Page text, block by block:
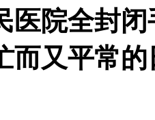
医院全封
而又平常